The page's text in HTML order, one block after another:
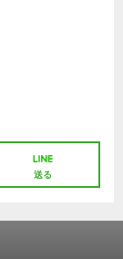
送る